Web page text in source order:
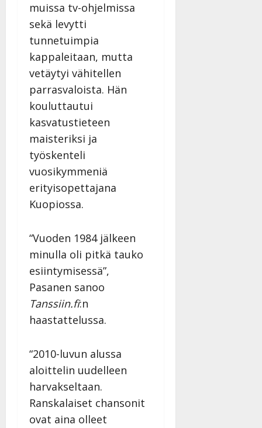
muissa tv-ohjelmissa
sekä levytti
tunnetuimpia
kappaleitaan, mutta
vetäytyi vähitellen
parrasvaloista. Hän
kouluttautui
kasvatustieteen
maisteriksi ja
työskenteli
vuosikymmeniä
erityisopettajana
Kuopiossa.
“Vuoden 1984 jälkeen
minulla oli pitkä tauko
esiintymisessä”,
Pasanen sanoo
Tanssiin.fi:n
haastattelussa.
“2010-luvun alussa
aloittelin uudelleen
harvakseltaan.
Ranskalaiset chansonit
ovat aina olleet